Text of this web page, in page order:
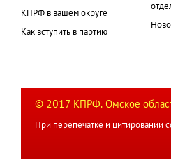
КПРФ в вашем округе
Как вступить в партию
© 2017 КПРФ. Омское
При перепечатке и цитировании